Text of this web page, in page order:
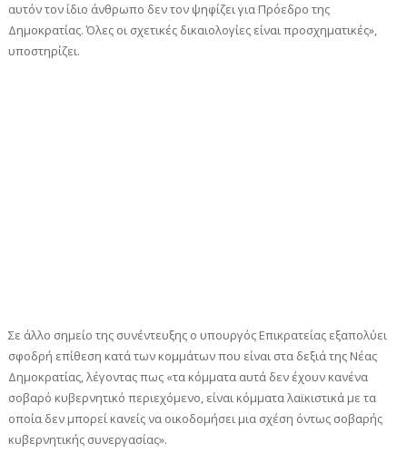
αυτόν τον ίδιο άνθρωπο δεν τον ψηφίζει για Πρόεδρο της
Δημοκρατίας. Όλες οι σχετικές δικαιολογίες είναι προσχηματικές»,
υποστηρίζει.
Σε άλλο σημείο της συνέντευξης ο υπουργός Επικρατείας εξαπολύει
σφοδρή επίθεση κατά των κομμάτων που είναι στα δεξιά της Νέας
Δημοκρατίας, λέγοντας πως «τα κόμματα αυτά δεν έχουν κανένα
σοβαρό κυβερνητικό περιεχόμενο, είναι κόμματα λαϊκιστικά με τα
οποία δεν μπορεί κανείς να οικοδομήσει μια σχέση όντως σοβαρής
κυβερνητικής συνεργασίας».